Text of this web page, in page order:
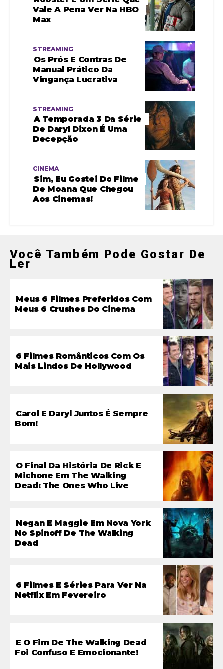
Vale A Pena Ver Na HBO
Max
STREAMING
Os Prós E Contras De
Manual Prático Da
Vingança Lucrativa
STREAMING
A Temporada 3 Da Série
De Daryl Dixon É Uma
Decepção
CINEMA
Sim, Eu Gostei Do Filme
De Moana Que Chegou
Aos Cinemas!
Você Também Pode Gostar De
Ler
Meus 6 Filmes Preferidos Com
Meus 6 Crushes Do Cinema
6 Filmes Românticos Com Os
Mais Lindos De Hollywood
Carol E Daryl Juntos É Sempre
Bom!
O Final Da História De Rick E
Michone Em The Walking
Dead: The Ones Who Live
Negan E Maggie Em Nova York
No Spinoff De The Walking
Dead
6 Filmes E Séries Para Ver Na
Netflix Em Fevereiro
E O Fim De The Walking Dead
Foi Confuso E Emocionante!